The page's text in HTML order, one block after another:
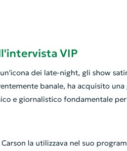
VIP
dei late-night, gli show
banale, ha acquisito una
e giornalistico fondamentale
la utilizzava nel suo